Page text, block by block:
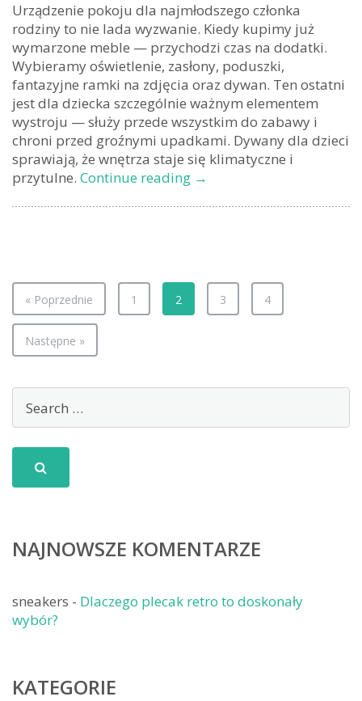
Urządzenie pokoju dla najmłodszego członka
rodziny to nie lada wyzwanie. Kiedy kupimy już
wymarzone meble — przychodzi czas na dodatki.
Wybieramy oświetlenie, zasłony, poduszki,
fantazyjne ramki na zdjęcia oraz dywan. Ten ostatni
jest dla dziecka szczególnie ważnym elementem
wystroju — służy przede wszystkim do zabawy i
chroni przed groźnymi upadkami. Dywany dla dzieci
sprawiają, że wnętrza staje się klimatyczne i
przytulne. Continue reading Dywany
i
barw
→
« Poprzednie 1 2 3 4
Następne »
NAJNOWSZE KOMENTARZE
sneakers - Dlaczego plecak retro to doskonały
wybór?
KATEGORIE